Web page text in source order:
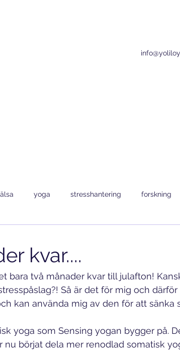
yoga stresshantering forskning
kvar....
bara två månader kvar till julafton!
Så är det för mig och därför
kan använda mig av den för att sänka
yoga som Sensing yogan bygger på.
börjat dela mer renodlad somatisk